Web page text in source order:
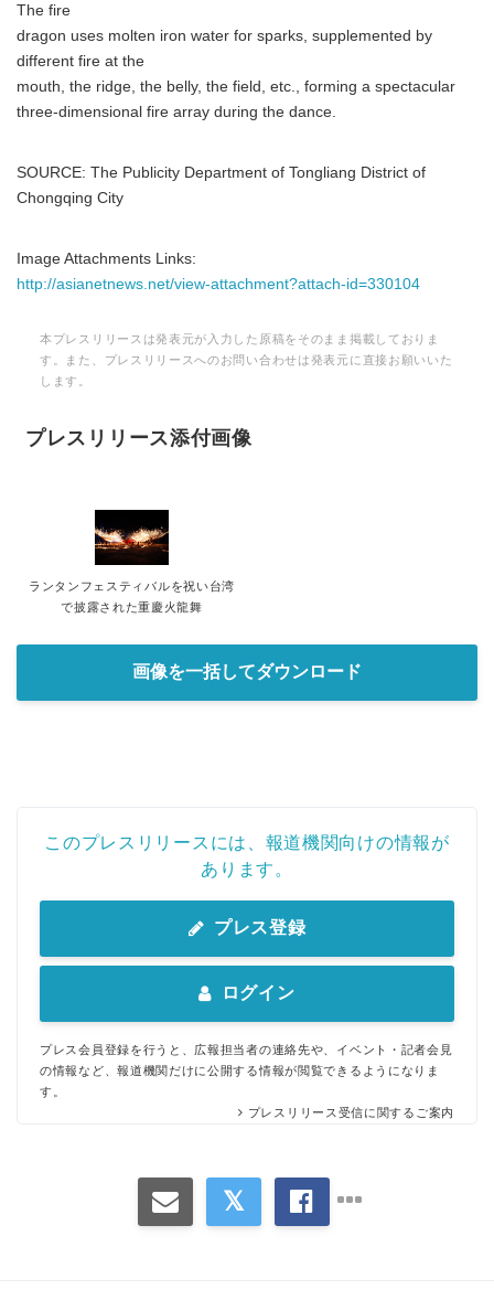
The fire
dragon uses molten iron water for sparks, supplemented by
different fire at the
mouth, the ridge, the belly, the field, etc., forming a spectacular
three-dimensional fire array during the dance.
SOURCE: The Publicity Department of Tongliang District of
Chongqing City
Image Attachments Links:
http://asianetnews.net/view-attachment?attach-id=330104
本プレスリリースは発表元が入力した原稿をそのまま掲載しておりま
す。また、プレスリリースへのお問い合わせは発表元に直接お願いいた
します。
プレスリリース添付画像
ランタンフェスティバルを祝い台湾
で披露された重慶火龍舞
画像を一括してダウンロード
このプレスリリースには、報道機関向けの情報が
あります。
プレス登録
ログイン
プレス会員登録を行うと、広報担当者の連絡先や、イベント・記者会見
の情報など、報道機関だけに公開する情報が閲覧できるようになりま
す。
プレスリリース受信に関するご案内